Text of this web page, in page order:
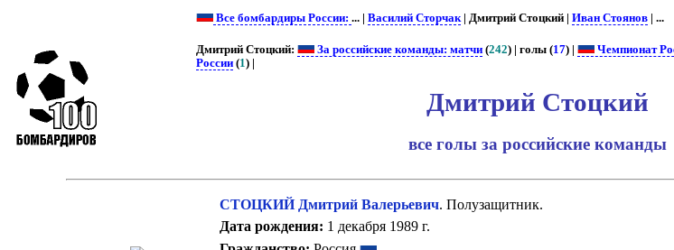
Все бомбардиры России:... |Василий Сторчак| Дмитрий Стоцкий |Иван Стоянов | ...
Дмитрий Стоцкий: За российские команды: матчи (242) | голы (17) | Чемпионат
России (1) |
Дмитрий Стоцкий
все голы за российские команды
СТОЦКИЙ Дмитрий Валерьевич. Полузащитник.
Дата рождения: 1 декабря 1989 г.